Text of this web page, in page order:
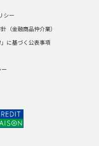
シー
（金融商品仲介業）
に基づく公表事項